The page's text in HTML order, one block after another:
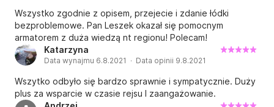
rufowa.
Inne informacje
◾Kaucja 3000 zł zwrotna przy odbiorze jachtu
Jacht o masie 8ton i wzmocnionym olinowaniu,
niezwykle dzielny i zdolny do żeglugi w każdych
warunkach meteorologicznych.
"Yenefer" jest jednostką prywatną i jako taka
Wszystko zgodnie z opisem, przejecie i zdanie łódki
bezproblemowe. Pan Leszek okazał się pomocnym
armatorem z duża wiedzą nt regionu! Polecam!
Katarzyna
Data wynajmu 6.8.2021 · Data opinii 9.8.2021
Wszytko odbyło się bardzo sprawnie i sympatycznie. Duży
plus za wsparcie w czasie rejsu I zaangażowanie.